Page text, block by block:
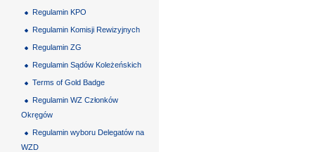
Regulamin KPO
Regulamin Komisji Rewizyjnych
Regulamin ZG
Regulamin Sądów Koleżeńskich
Terms of Gold Badge
Regulamin WZ Członków
Okręgów
Regulamin wyboru Delegatów na
WZD